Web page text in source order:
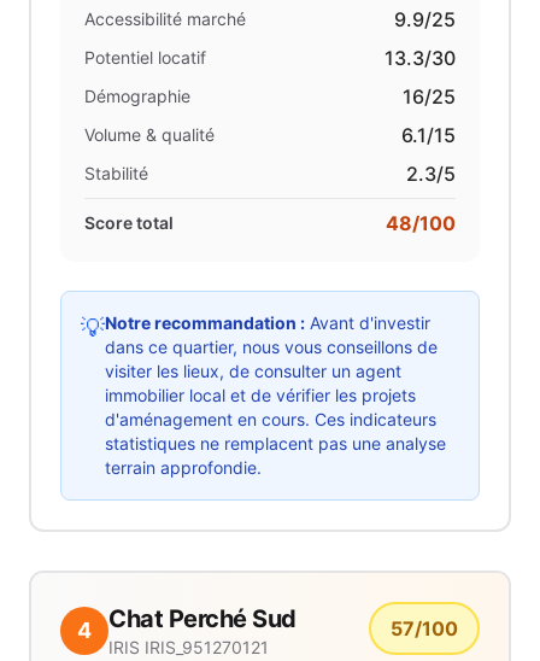
Accessibilité marché 9.9/25
Potentiel locatif 13.3/30
Démographie 16/25
Volume & qualité 6.1/15
Stabilité 2.3/5
Score total 48/100
💡Notre recommandation : Avant d'investir
dans ce quartier, nous vous conseillons de
visiter les lieux, de consulter un agent
immobilier local et de vérifier les projets
d'aménagement en cours. Ces indicateurs
statistiques ne remplacent pas une analyse
terrain approfondie.
4 Chat Perché Sud
IRIS IRIS_951270121
57/100